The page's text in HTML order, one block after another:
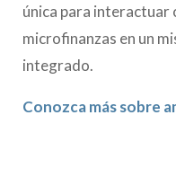
única para interactuar
microfinanzas en un
integrado.
Conozca más sobre